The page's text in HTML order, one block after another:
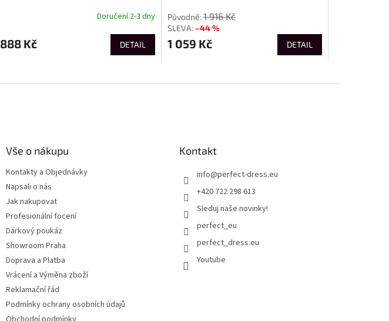
Doručení 2-3 dny
888 Kč DETAIL
1 916 Kč
–44 %
1 059 Kč DETAIL
Vše o nákupu
Kontakty a Objednávky
Napsali o nás
Jak nakupovat
Profesionální focení
Dárkový poukáz
Showroom Praha
Doprava a Platba
Vrácení a Výměna zboží
Reklamační řád
Podmínky ochrany osobních údajů
Kontakt
info@perfect-dress.eu
+420 722 298 613
Sleduj naše novinky!
perfect_eu
perfect_dress.eu
Youtube